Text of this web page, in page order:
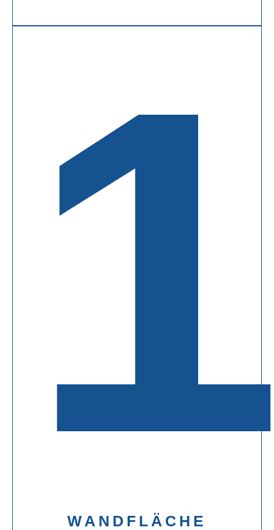
WANDFLÄCHE